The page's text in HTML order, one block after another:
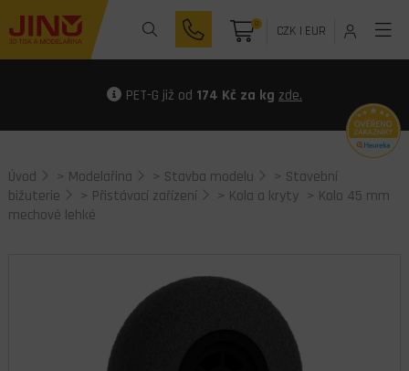
0 CZK| EUR
PET-G již od 174 Kč za kg zde.
Úvod > Modelařina > Stavba modelu > Stavební
bižuterie
> Přistávací zařízení > Kola a kryty > Kolo 45 mm
mechové lehké